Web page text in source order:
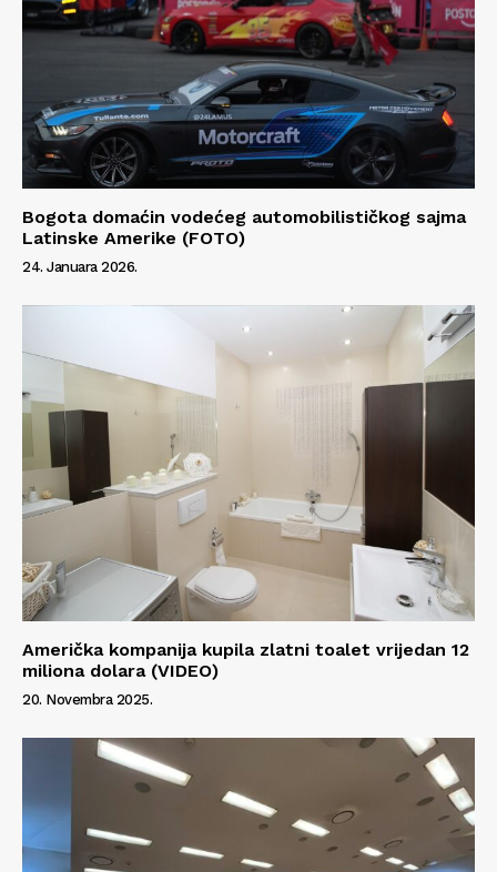
O nama
Kontakt
Impressum
Bogota domaćin vodećeg automobilističkog sajma
Latinske Amerike (FOTO)
24. Januara 2026.
Američka kompanija kupila zlatni toalet vrijedan 12
miliona dolara (VIDEO)
20. Novembra 2025.